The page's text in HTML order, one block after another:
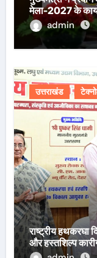
मेला-2027 के
admin
उत्तराखंड
राष्ट्रीय हथकरघा
और हस्तशिल्प